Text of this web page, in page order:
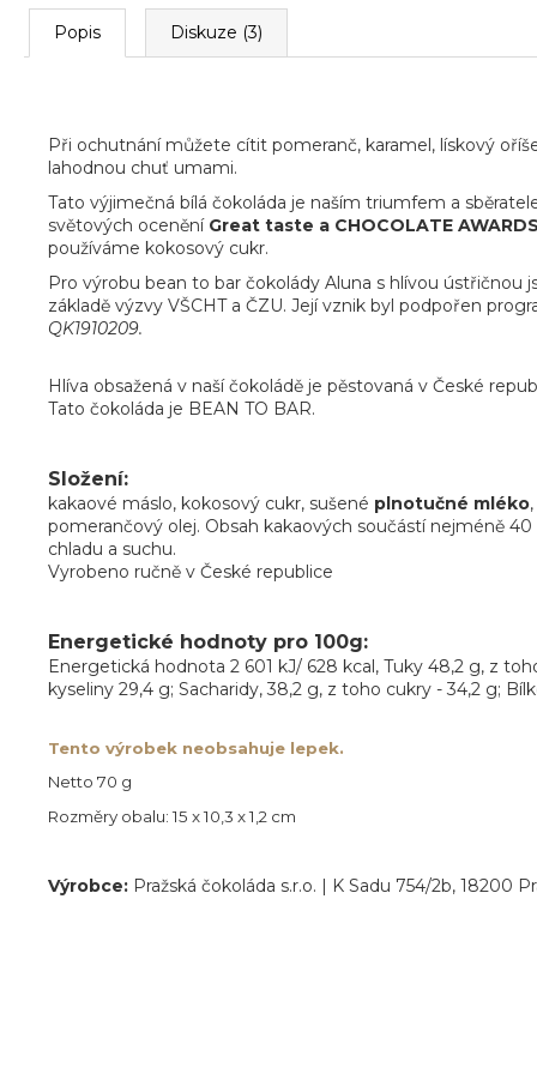
Popis Diskuze (3)
Při ochutnání můžete cítit pomeranč, karamel, lískový
lahodnou chuť umami.
Tato výjimečná bílá čokoláda je naším triumfem a
světových ocenění Great taste a CHOCOLATE AWARDS
používáme kokosový cukr.
Pro výrobu bean to bar čokolády Aluna s hlívou ústřičnou
základě výzvy VŠCHT a ČZU. Její vznik byl podpořen
QK1910209.
Hlíva obsažená v naší čokoládě je pěstovaná v České
Tato čokoláda je BEAN TO BAR.
Složení:
kakaové máslo, kokosový cukr, sušené plnotučné mléko
pomerančový olej. Obsah kakaových součástí nejméně
chladu a suchu.
Vyrobeno ručně v České republice
Energetické hodnoty pro 100g:
Energetická hodnota 2 601 kJ/ 628 kcal, Tuky 48,2 g, z
kyseliny 29,4 g; Sacharidy, 38,2 g, z toho cukry - 34,2 g;
Tento výrobek neobsahuje lepek.
Netto 70 g
Rozměry obalu: 15 x 10,3 x 1,2 cm
Výrobce: Pražská čokoláda s.r.o. | K Sadu 754/2b, 18200